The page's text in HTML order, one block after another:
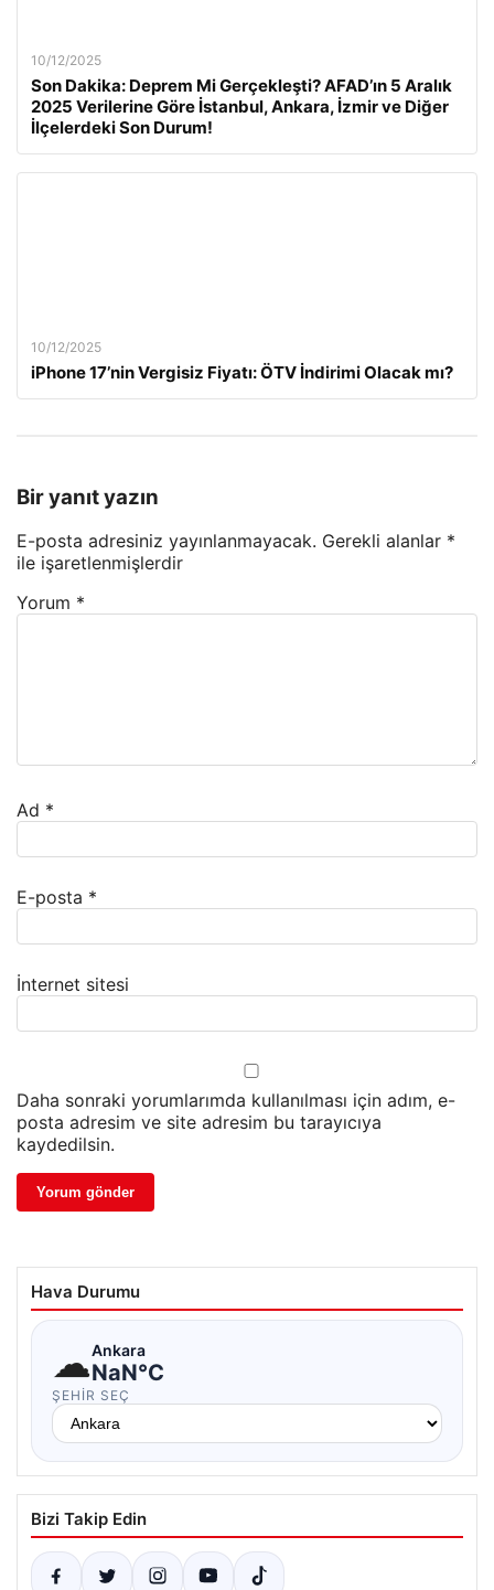
10/12/2025
Son Dakika: Deprem Mi Gerçekleşti? AFAD’ın 5 Aralık
2025 Verilerine Göre İstanbul, Ankara, İzmir ve Diğer
İlçelerdeki Son Durum!
10/12/2025
iPhone 17’nin Vergisiz Fiyatı: ÖTV İndirimi Olacak mı?
Bir yanıt yazın
E-posta adresiniz yayınlanmayacak. Gerekli alanlar *
ile işaretlenmişlerdir
Yorum *
Ad *
E-posta *
İnternet sitesi
Daha sonraki yorumlarımda kullanılması için adım, e-
posta adresim ve site adresim bu tarayıcıya
kaydedilsin.
Hava Durumu
☁Ankara
NaN°C
ŞEHIR SEÇ
Bizi Takip Edin